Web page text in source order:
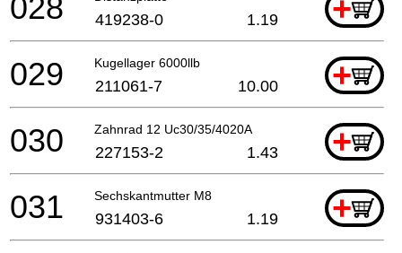
+
028 419238-0 1.19
Kugellager 6000llb +
029 211061-7 10.00
Zahnrad 12 Uc30/35/4020A +
030 227153-2 1.43
Sechskantmutter M8 +
031 931403-6 1.19